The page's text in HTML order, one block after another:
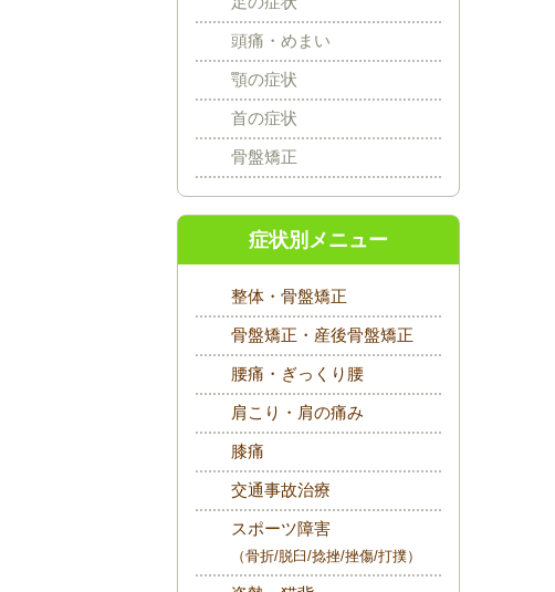
頭痛・めまい
顎の症状
首の症状
骨盤矯正
症状別メニュー
整体・骨盤矯正
骨盤矯正・産後骨盤矯正
腰痛・ぎっくり腰
肩こり・肩の痛み
膝痛
交通事故治療
スポーツ障害
（骨折/脱臼/捻挫/挫傷/打撲）